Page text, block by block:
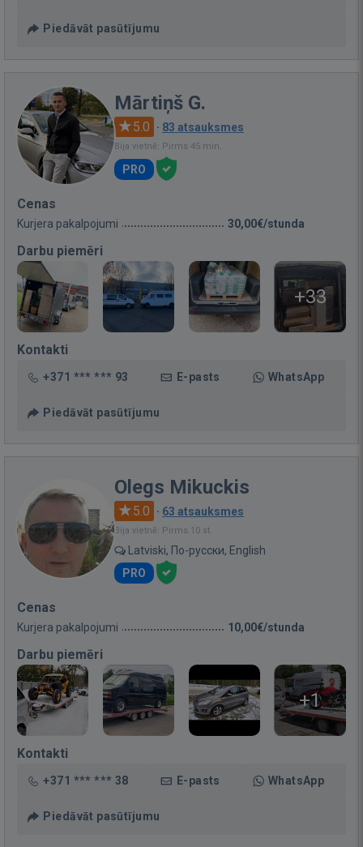
Piedāvāt pasūtījumu
Mārtiņš G.
5.0 · 83 atsauksmes
Bija vietnē: Pirms 45 min.
PRO
Cenas
Kurjera pakalpojumi 30,00€/stunda
Darbu piemēri
+33
Kontakti
+371 *** *** 93 E-pasts WhatsApp
Piedāvāt pasūtījumu
Olegs Mikuckis
5.0 · 63 atsauksmes
Bija vietnē: Pirms 10 st.
Latviski, По-русски, English
PRO
Cenas
Kurjera pakalpojumi 10,00€/stunda
Darbu piemēri
+1
Kontakti
+371 *** *** 38 E-pasts WhatsApp
Piedāvāt pasūtījumu